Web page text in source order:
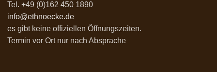
Tel. +49 (0)162 450 1890
info@ethnoecke.de
es gibt keine offiziellen Öffnungszeiten.
Termin vor Ort nur nach Absprache